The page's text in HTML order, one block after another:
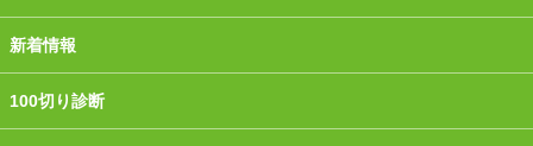
新着情報
100切り診断